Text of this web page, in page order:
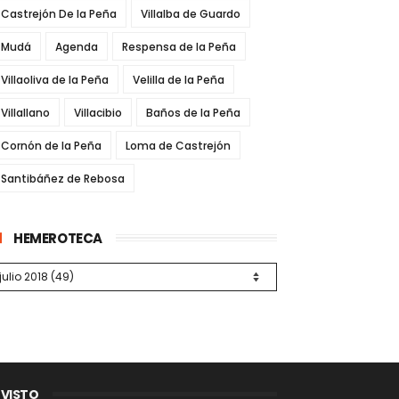
Castrejón De la Peña Villalba de Guardo
Mudá Agenda Respensa de la Peña
Villaoliva de la Peña Velilla de la Peña
Villallano Villacibio Baños de la Peña
Cornón de la Peña Loma de Castrejón
Santibáñez de Rebosa
HEMEROTECA